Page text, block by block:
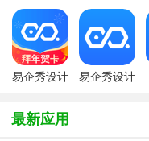
易企秀设计
易企秀设计
最新应用